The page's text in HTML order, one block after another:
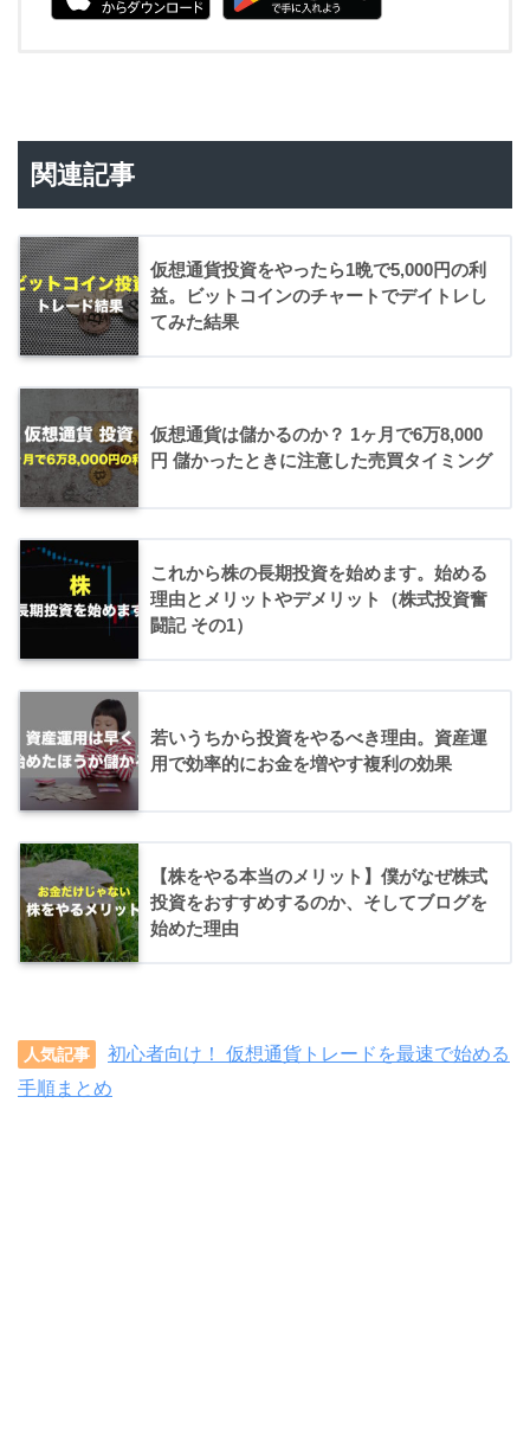
関連記事
仮想通貨投資をやったら1晩で5,000円の利
益。ビットコインのチャートでデイトレし
てみた結果
仮想通貨は儲かるのか？ 1ヶ月で6万8,000
円 儲かったときに注意した売買タイミング
これから株の長期投資を始めます。始める
理由とメリットやデメリット（株式投資奮
闘記 その1）
若いうちから投資をやるべき理由。資産運
用で効率的にお金を増やす複利の効果
【株をやる本当のメリット】僕がなぜ株式
投資をおすすめするのか、そしてブログを
始めた理由
人気記事
初心者向け！ 仮想通貨トレードを最速で始める
手順まとめ